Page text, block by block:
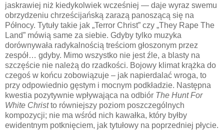
jaskrawiej niż kiedykolwiek wcześniej — daje wyraz swemu
obrzydzeniu chrześcijańską zarazą panoszącą się na
Północy. Tytuły takie jak „Terror Christ” czy „They Rape The
Land” mówią same za siebie. Gdyby tylko muzyka
dorównywała radykalnością treściom głoszonym przez
zespół… gdyby. Mimo wszystko nie jest źle, a blasty na
szczęście nie należą do rzadkości. Bojowy klimat krążka do
czegoś w końcu zobowiązuje – jak napierdalać wroga, to
przy odpowiednio gęstym i mocnym podkładzie. Następna
kwestia pozytywnie wpływająca na odbiór The Hunt For
White Christto równiejszy poziom poszczególnych
kompozycji; nie ma wśród nich kawałka, który byłby
ewidentnym potknięciem, jak tytułowy na poprzedniej płycie.